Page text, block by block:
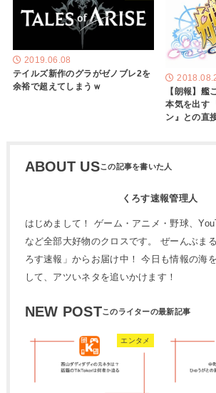
2019.06.08
テイルズ新作のグラがゼノブレ2を
余裕で超えてしまうｗ
【朗報】艦
本気を出す
ン』との直
ABOUT US
くろす速報管理人
はじめまして！ ゲーム・アニメ・野球、
など全部大好物のクロスです。 ぜーんぶま
ろす速報」からお届け中！ 今日も情報の海
して、アツいネタを追いかけます！
NEW POST
エンタメ